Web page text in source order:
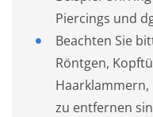
Piercings und
Beachten Sie
Röntgen,
zu entfernen